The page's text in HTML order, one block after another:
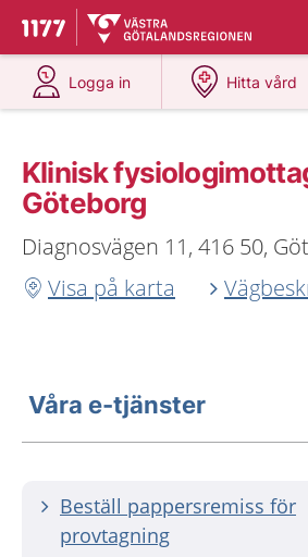
Till startsidan för 1177
Du har valt region
Logga in
på 1177.se
Hitta vård
på
Klinisk
Göteborg
Diagnosvägen 11, 416 50,
Visa på karta
Våra e-tjänster
Beställ pappersremiss för
provtagning